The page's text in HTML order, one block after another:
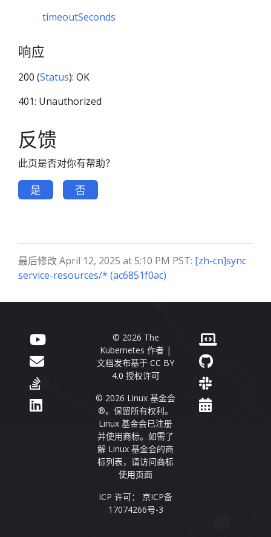
timeoutSeconds
响应
200 (Status): OK
401: Unauthorized
反馈
此页是否对你有帮助？
是 否
最后修改 April 12, 2025 at 5:10 PM PST: [zh-cn]sync
service-resources/* (ac6851f0ac)
© 2026 The
Kubernetes 作者 |
文档发布基于 CC BY
4.0 授权许可
© 2026 Linux 基金会
®。保留所有权利。
Linux 基金会已注册
并使用商标。如需了
解 Linux 基金会的商
标列表，请访问商标
使用页面
ICP 许可： 京ICP备
17074266号-3